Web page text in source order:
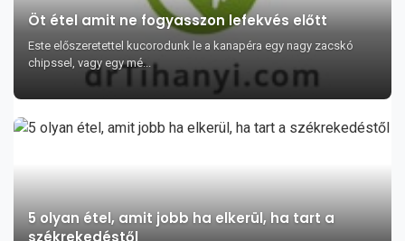
Öt étel amit ne fogyasszon lefekvés előtt
Este előszeretettel kucorodunk le a kanapéra egy nagy zacskó
chipssel, vagy egy mé...
5 olyan étel, amit jobb ha elkerül, ha tart a
székrekedéstől